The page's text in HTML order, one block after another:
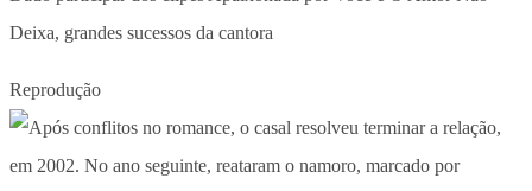
Deixa, grandes sucessos da cantora
Reprodução